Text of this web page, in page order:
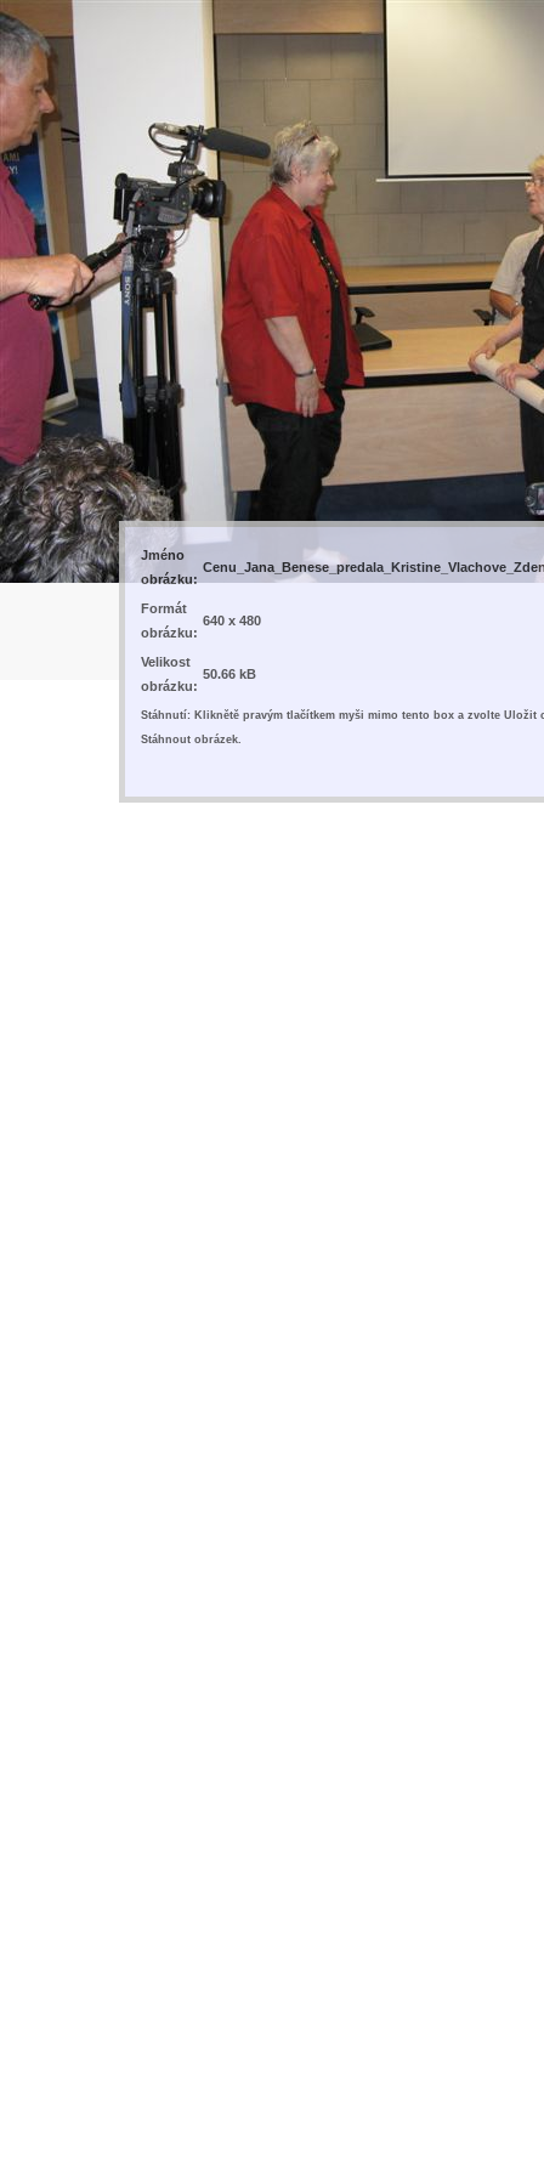
Jméno
obrázku:
Formát
obrázku:
640 x 480
Velikost
obrázku:
50.66 kB
Stáhnutí: Kliknětě pravým tlačítkem myši mimo tento box a zvolte Uložit
Stáhnout obrázek.